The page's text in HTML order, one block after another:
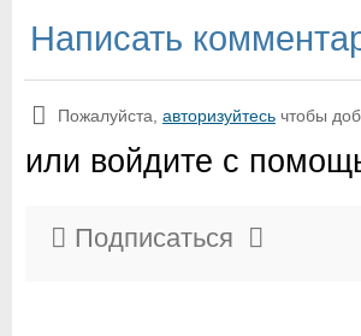
Написать
Пожалуйста, авторизуйтесь чтобы
или войдите с
Подписаться